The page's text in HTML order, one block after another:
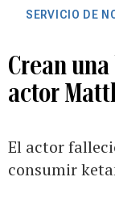
SERVICIO DE
Crean
actor
El actor
consumir